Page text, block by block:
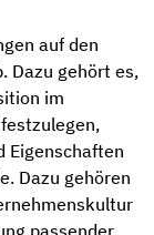
auf den
Dazu gehört es,
im
Eigenschaften
Dazu gehören